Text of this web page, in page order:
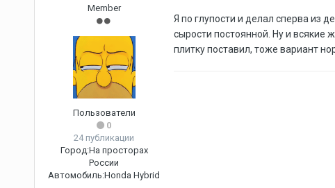
Member
Пользователи
0
24 публикации
Город:На просторах
России
Автомобиль:Honda Hybrid
Я по глупости и делал сперва из
сырости постоянной. Ну и всякие
плитку поставил, тоже вариант